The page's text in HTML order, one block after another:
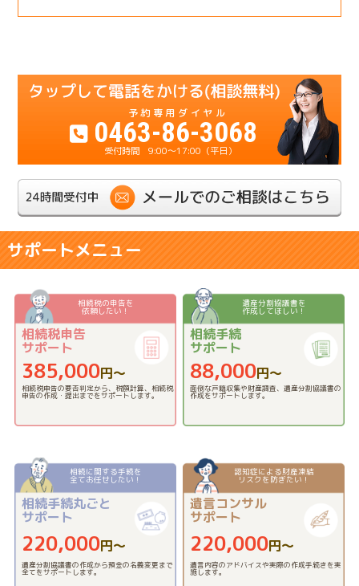
0463-86-3068
9:00～17:00（平日）
サポートメニュー
相続税の申告を
依頼したい！
相続税申告
サポート
385,000円〜
相続税申告の要否判定から、税額計算、相続税
申告の作成・提出までをサポートします。
遺産分割協議書を
作成してほしい！
相続手続
サポート
88,000円〜
面倒な戸籍収集や財産調査、遺産分割協議書の
作成をサポートします。
相続に関する手続を
全てお任せしたい！
相続手続丸ごと
サポート
220,000円〜
遺産分割協議書の作成から預金の名義変更まで
全てをサポートします。
認知症による財産凍結
リスクを防ぎたい！
遺言コンサル
サポート
220,000円〜
遺言内容のアドバイスや実際の作成手続きを実
施します。